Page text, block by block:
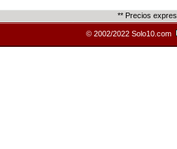
** Precios
© 2002/2022 Solo10.com